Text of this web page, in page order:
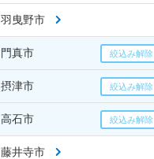
羽曳野市
門真市
摂津市
高石市
藤井寺市